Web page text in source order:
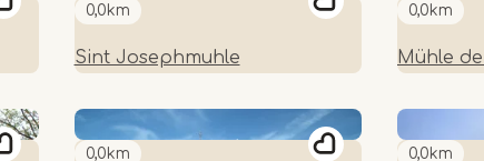
0,0km
Sint Josephmuhle
0,0km
Mühle
0,0km 0,0km